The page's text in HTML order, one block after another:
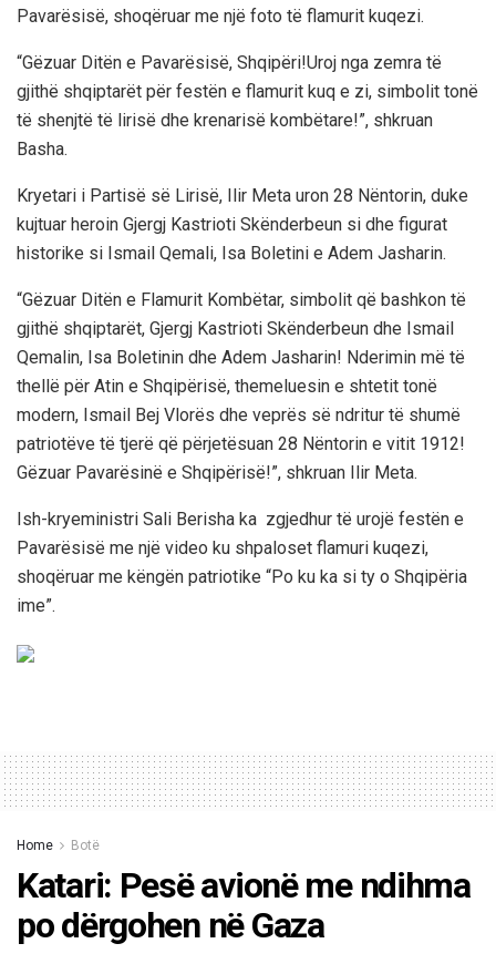
Pavarësisë, shoqëruar me një foto të flamurit kuqezi.
“Gëzuar Ditën e Pavarësisë, Shqipëri!Uroj nga zemra të
gjithë shqiptarët për festën e flamurit kuq e zi, simbolit tonë
të shenjtë të lirisë dhe krenarisë kombëtare!”, shkruan
Basha.
Kryetari i Partisë së Lirisë, Ilir Meta uron 28 Nëntorin, duke
kujtuar heroin Gjergj Kastrioti Skënderbeun si dhe figurat
historike si Ismail Qemali, Isa Boletini e Adem Jasharin.
“Gëzuar Ditën e Flamurit Kombëtar, simbolit që bashkon të
gjithë shqiptarët, Gjergj Kastrioti Skënderbeun dhe Ismail
Qemalin, Isa Boletinin dhe Adem Jasharin! Nderimin më të
thellë për Atin e Shqipërisë, themeluesin e shtetit tonë
modern, Ismail Bej Vlorës dhe veprës së ndritur të shumë
patriotëve të tjerë që përjetësuan 28 Nëntorin e vitit 1912!
Gëzuar Pavarësinë e Shqipërisë!”, shkruan Ilir Meta.
Ish-kryeministri Sali Berisha ka zgjedhur të urojë festën e
Pavarësisë me një video ku shpaloset flamuri kuqezi,
shoqëruar me këngën patriotike “Po ku ka si ty o Shqipëria
ime”.
Home Botë
Katari: Pesë avionë me ndihma
po dërgohen në Gaza